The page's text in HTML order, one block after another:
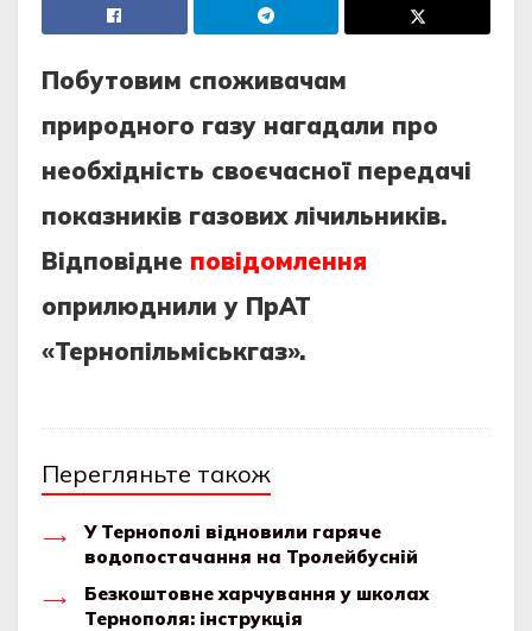
Побутовим споживачам
природного газу нагадали про
необхідність своєчасної передачі
показників газових лічильників.
Відповідне повідомлення
оприлюднили у ПрАТ
«Тернопільміськгаз».
Перегляньте також
У Тернополі відновили гаряче
водопостачання на Тролейбусній
Безкоштовне харчування у школах
Тернополя: інструкція